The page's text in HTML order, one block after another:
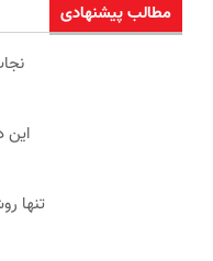
مطالب پیشنهادی
این
تنها